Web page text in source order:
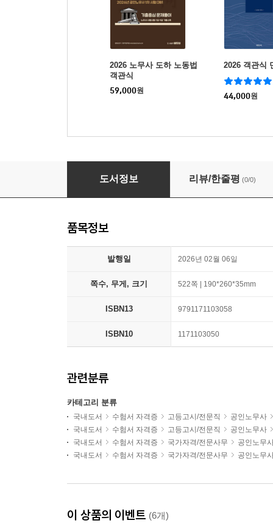
2026 노무사 도하 노동법
객관식
59,000원
2026 객관식
44,000원
2026 노무사 도하노동법 핵심이론서(압축이론
도서정보 리뷰/한줄평 (0/0)
품목정보
발행일 2026년 02월 06일
쪽수, 무게, 크기 522쪽 | 190*260*35mm
ISBN13 9791171103058
ISBN10 1171103050
관련분류
카테고리 분류
국내도서 수험서 자격증 고등고시/전문직
공인노무사
국내도서
수험서 자격증 고등고시/전문직
공인노무사
국내도서
수험서 자격증 국가자격/전문사무
공인노무
국내도서
수험서 자격증 국가자격/전문사무 공인노무
이 상품의 이벤트 (6개)